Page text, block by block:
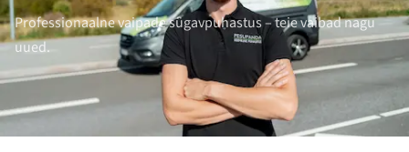
Professionaalne vaipade sügavpuhastus – teie vaibad nagu
uued.